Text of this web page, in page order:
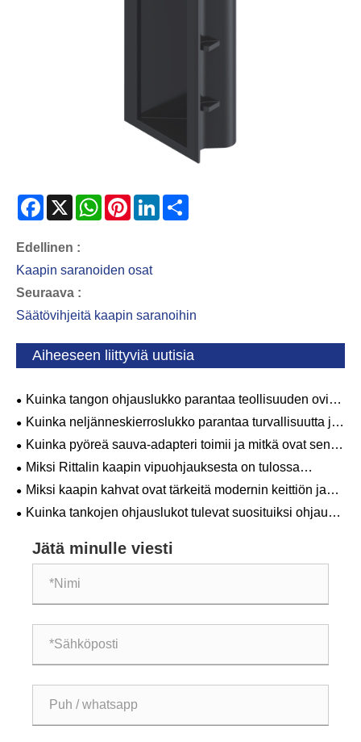
Facebook
X WhatsAppPinterestLinkedIn
Edellinen :
Kaapin saranoiden osat
Seuraava :
Säätövihjeitä kaapin saranoihin
Aiheeseen liittyviä uutisia
Kuinka tangon ohjauslukko parantaa teollisuuden ovien
turvallisuutta ja tehokkuutta?
Kuinka neljänneskierroslukko parantaa turvallisuutta ja
tehokkuutta?
Kuinka pyöreä sauva-adapteri toimii ja mitkä ovat sen
tärkeimmät sovellukset?
Miksi Rittalin kaapin vipuohjauksesta on tulossa
teollisuuskoteloiden ensisijainen valinta?
Miksi kaapin kahvat ovat tärkeitä modernin keittiön ja
huonekalujen suunnittelussa?
Kuinka tankojen ohjauslukot tulevat suosituiksi ohjaus-
Jätä minulle viesti